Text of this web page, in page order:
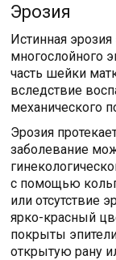
Эрозия
Истинная
многослойного
часть шейки
вследствие
механического
Эрозия
заболевание
с помощью
или отсутствие
ярко-красный
покрыты
открытую рану